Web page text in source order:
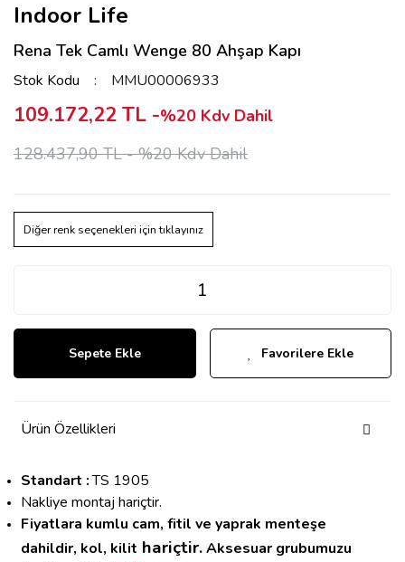
Indoor Life
Rena Tek Camlı Wenge 80 Ahşap Kapı
Stok Kodu MMU00006933
109.172,22 TL -%20 Kdv Dahil
128.437,90 TL -%20 Kdv Dahil
Diğer renk seçenekleri için tıklayınız
Sepete Ekle Favorilere Ekle
Ürün Özellikleri
Standart :TS 1905
Nakliye montaj hariçtir.
Fiyatlara kumlu cam, fitil ve yaprak menteşe
dahildir, kol, kilit hariçtir.Aksesuar grubumuzu